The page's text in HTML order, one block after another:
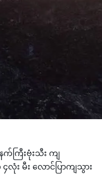
ကြီးဗုံးသီး ကျ
လုံး မီး လောင်ပြာကျသွား